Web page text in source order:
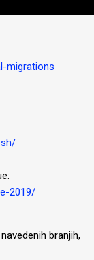
migrations
2019/
branjih,